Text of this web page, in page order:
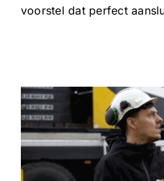
voorstel dat perfect